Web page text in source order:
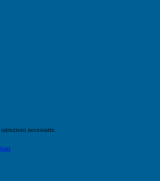
necessarie.